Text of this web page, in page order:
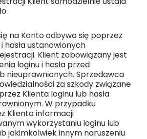
na Konto odbywa się poprzez
hasła ustanowionych
Klient zobowiązany jest
loginu i hasła przed
nieuprawnionych. Sprzedawca
za szkody związane
Klienta loginu lub hasła
W przypadku
Klienta informacji
wykorzystaniu loginu lub
jakimkolwiek innym naruszeniu